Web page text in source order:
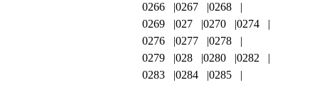
0266
0267
0268
0269
027 0270
0274
0276
0277
0278
0279
028 0280
0282
0283
0284
0285